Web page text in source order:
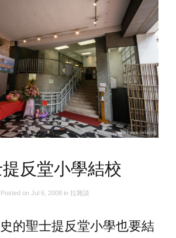
反堂小學結校
Posted on Jul 6, 2008 in 拉雜談
的聖士提反堂小學也要結